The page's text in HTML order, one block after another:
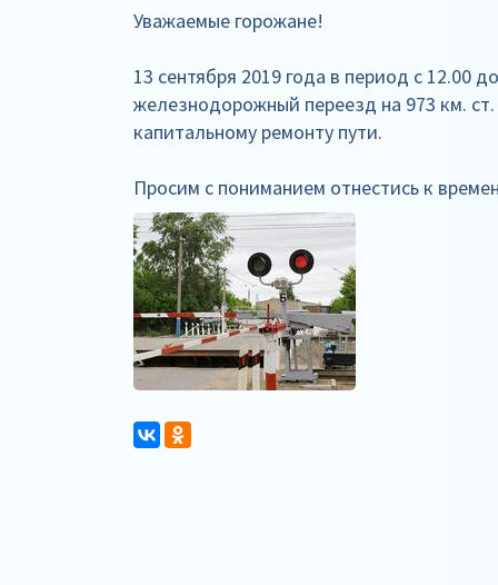
Уважаемые горожане!
13 сентября 2019 года в период с 12.00
железнодорожный переезд на 973 км.
капитальному ремонту пути.
Просим с пониманием отнестись к